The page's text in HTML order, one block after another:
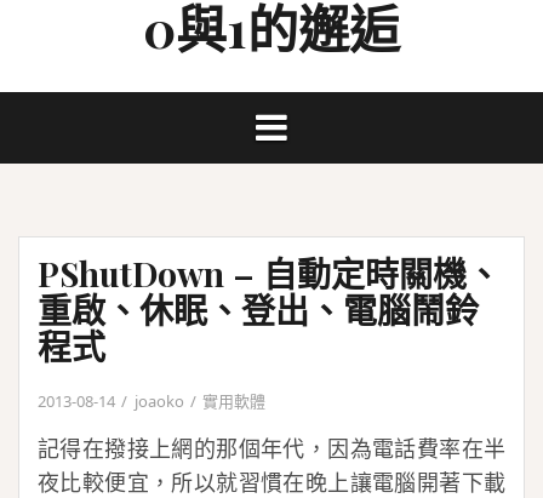
0與1的邂逅
PShutDown – 自動定時關機、
重啟、休眠、登出、電腦鬧鈴
程式
2013-08-14 joaoko 實用軟體
記得在撥接上網的那個年代，因為電話費率在半
夜比較便宜，所以就習慣在晚上讓電腦開著下載